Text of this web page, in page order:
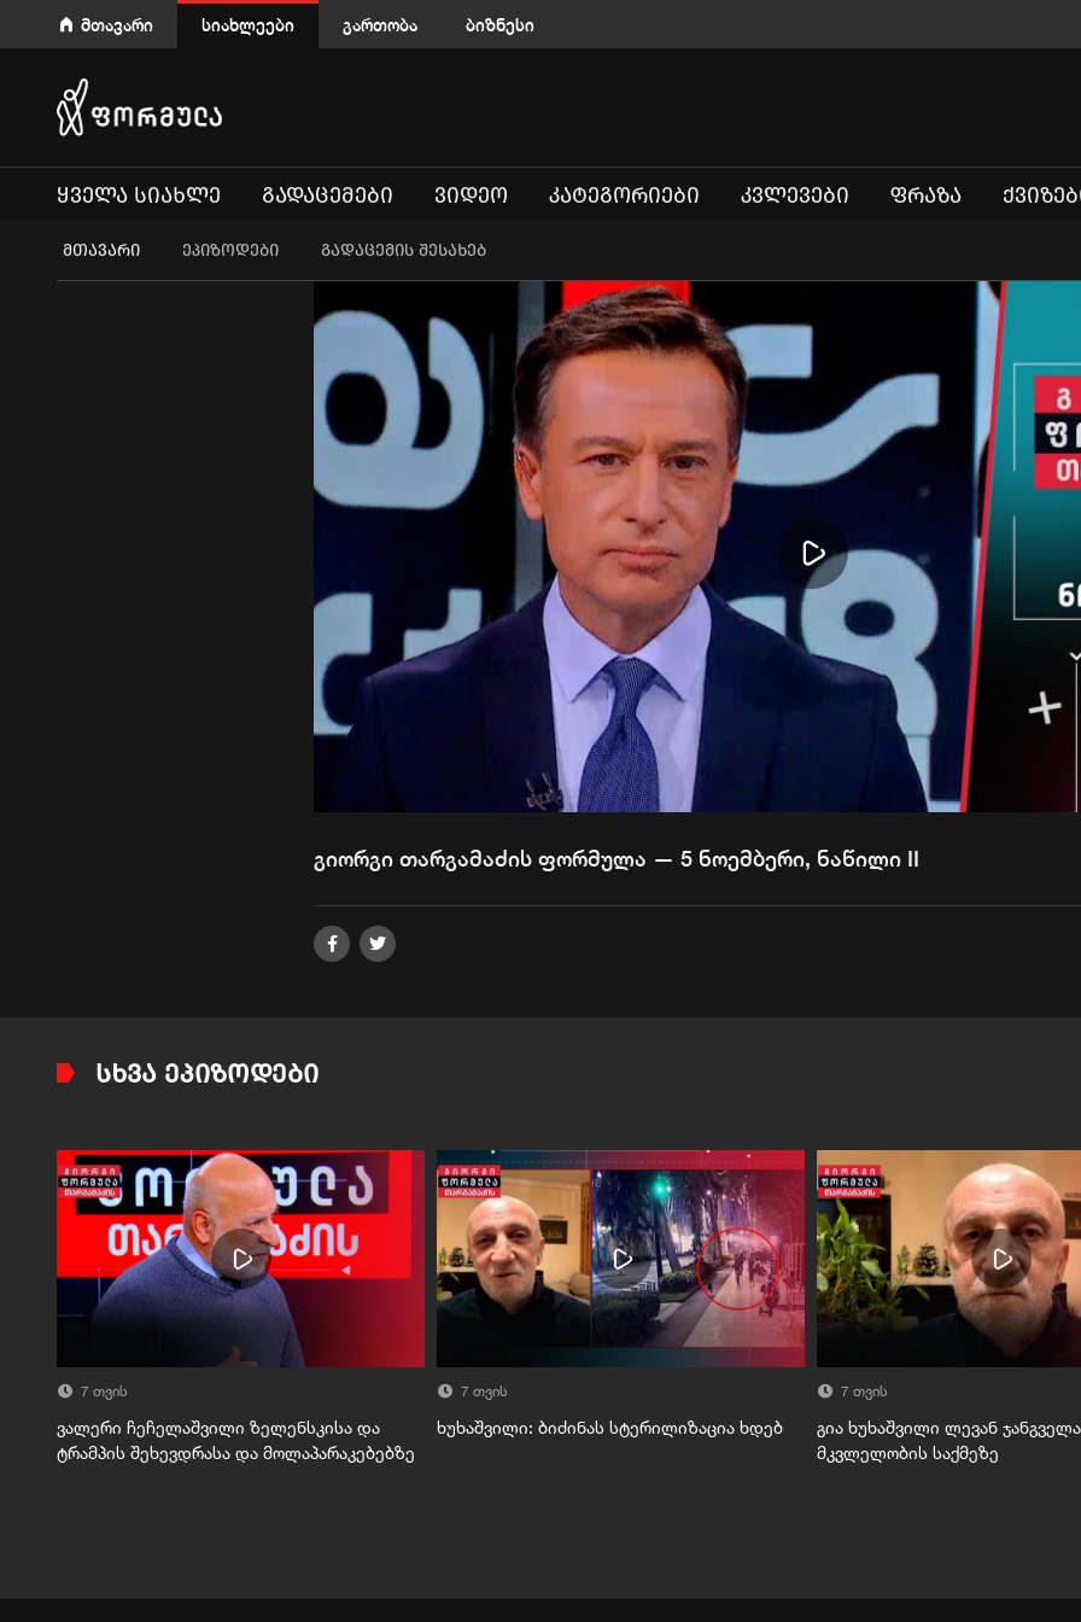
მთავარი სიახლეები გართობა ბიზნესი
ᲧᲕᲔᲚᲐ ᲡᲘᲐᲮᲚᲔ ᲒᲐᲓᲐᲪᲔᲛᲔᲑᲘ ᲕᲘᲓᲔᲝ ᲙᲐᲢᲔᲒᲝᲠᲘᲔᲑᲘ ᲙᲕᲚᲔᲕᲔᲑᲘ ᲤᲠᲐᲖᲐ
ᲛᲗᲐᲕᲐᲠᲘ ეპიზოდები გადაცემის შესახებ
Play
Video
გიორგი თარგამაძის ფორმულა — 5 ნოემბერი, ნაწილი II
ᲡᲮᲕᲐ ᲔᲞᲘᲖᲝᲓᲔᲑᲘ
7 თვის
ვალერი ჩეჩელაშვილი ზელენსკისა და
ტრამპის შეხევდრასა და მოლაპარაკებებზე
7 თვის
ხუხაშვილი: ბიძინას სტერილიზაცია ხდებ
7 თვის
გია ხუხაშვილი ლევან
მკვლელობის საქმეზე